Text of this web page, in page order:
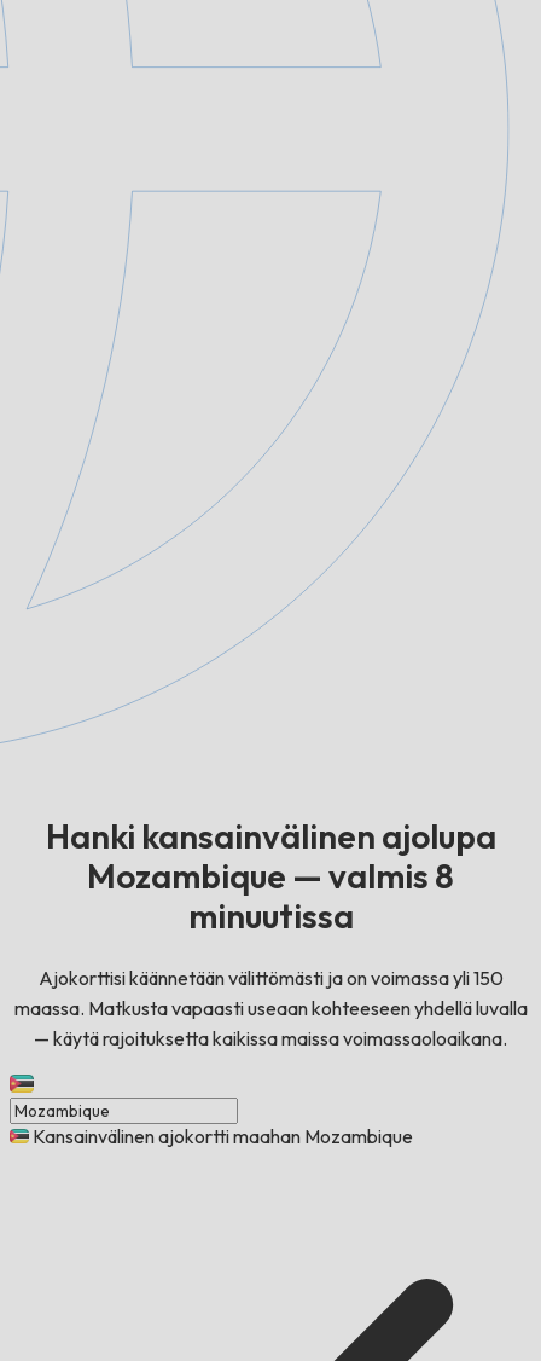
Hanki kansainvälinen ajolupa
Mozambique — valmis 8
minuutissa
Ajokorttisi käännetään välittömästi ja on voimassa yli 150
maassa. Matkusta vapaasti useaan kohteeseen yhdellä luvalla
— käytä rajoituksetta kaikissa maissa voimassaoloaikana.
Kansainvälinen ajokortti maahan Mozambique